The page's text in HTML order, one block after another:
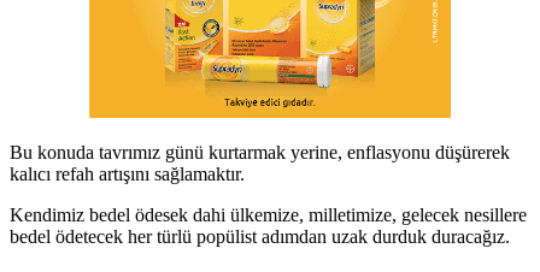
Bu konuda tavrımız günü kurtarmak yerine, enflasyonu düşürerek
kalıcı refah artışını sağlamaktır.
Kendimiz bedel ödesek dahi ülkemize, milletimize, gelecek nesillere
bedel ödetecek her türlü popülist adımdan uzak durduk duracağız.